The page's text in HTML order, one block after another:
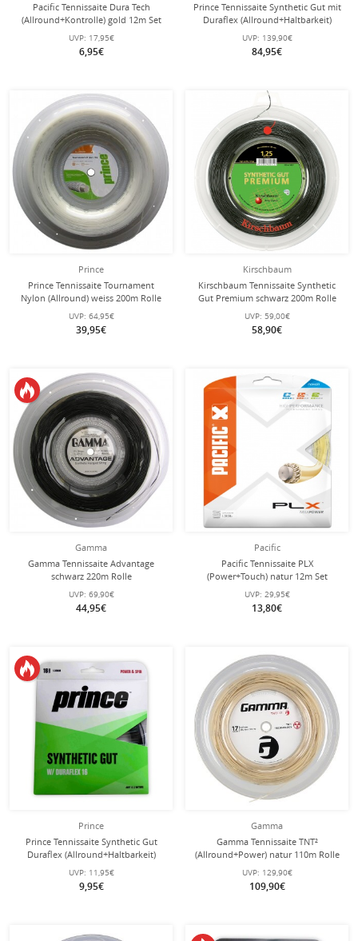
Pacific Tennissaite Dura Tech
(Allround+Kontrolle) gold 12m Set
UVP: 17,95€
6,95€
Prince Tennissaite Synthetic Gut mit
Duraflex (Allround+Haltbarkeit)
schwarz 200m Rolle
UVP: 139,90€
84,95€
Prince
Prince Tennissaite Tournament
Nylon (Allround) weiss 200m Rolle
UVP: 64,95€
39,95€
Kirschbaum
Kirschbaum Tennissaite Synthetic
Gut Premium schwarz 200m Rolle
UVP: 59,00€
58,90€
Gamma
Gamma Tennissaite Advantage
schwarz 220m Rolle
UVP: 69,90€
44,95€
Pacific
Pacific Tennissaite PLX
(Power+Touch) natur 12m Set
UVP: 29,95€
13,80€
Prince
Prince Tennissaite Synthetic Gut
Duraflex (Allround+Haltbarkeit)
schwarz 12m Set
UVP: 11,95€
9,95€
Gamma
Gamma Tennissaite TNT²
(Allround+Power) natur 110m Rolle
UVP: 129,90€
109,90€